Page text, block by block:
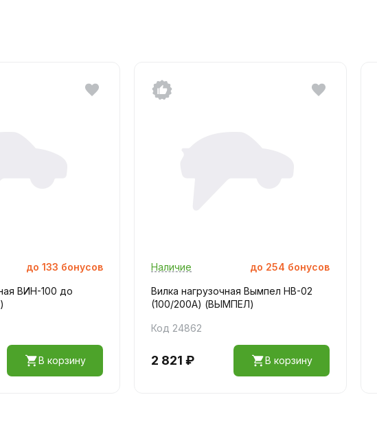
до 133 бонусов
ВИН-100 до
В корзину
Наличие до 254 бонусов
Вилка нагрузочная Вымпел НВ-02
(100/200А) (ВЫМПЕЛ)
Код 24862
2 821 ₽ В корзину